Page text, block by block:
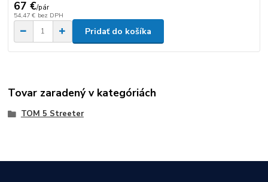
67 €/pár
54,47 € bez DPH
Pridať do košíka
Tovar zaradený v kategóriách
TOM 5 Streeter